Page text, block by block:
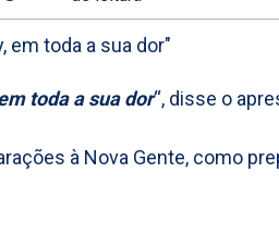
toda a sua dor“, disse o
à Nova Gente, como